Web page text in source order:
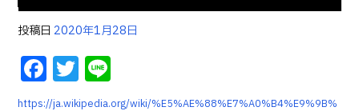
投稿日 2020年1月28日
F
a
T
w n
https://ja.wikipedia.org/wiki/%E5%AE%88%E7%A0%B4%E9%9B%